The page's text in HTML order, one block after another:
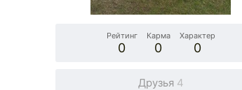
Рейтинг
0
Карма
0
Характер
0
Друзья 4